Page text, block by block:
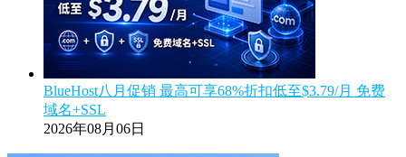
BlueHost八月促销 最高可享68%折扣低至$3.79/月 免费
域名+SSL
2026年08月06日